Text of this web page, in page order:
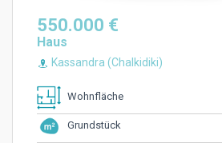
550.000 €
Haus
Kassandra (Chalkidiki)
Wohnfläche
Grundstück